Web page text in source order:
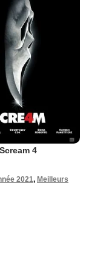
Scream 4
2021, Meilleurs